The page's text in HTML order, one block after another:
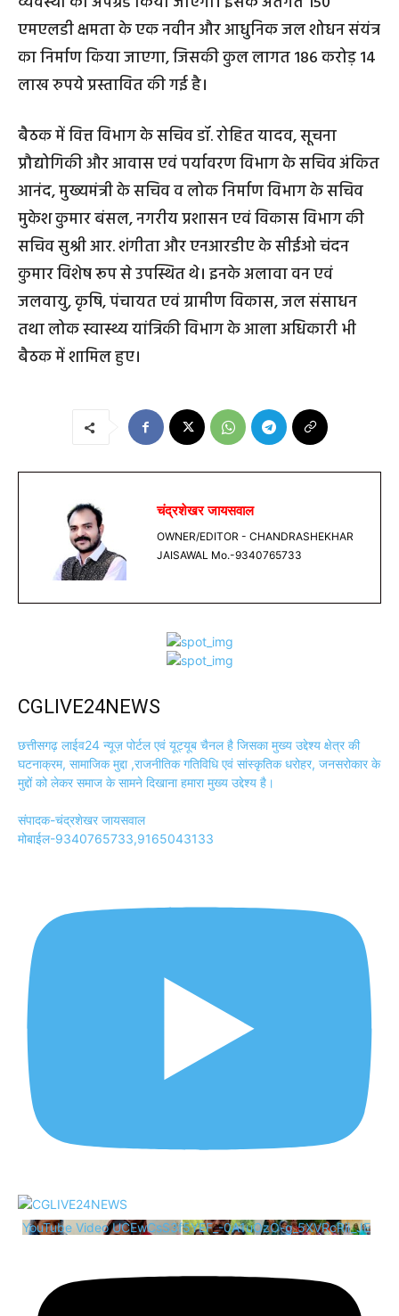
एमएलडी क्षमता के एक नवीन और आधुनिक जल शोधन संयंत्र
का निर्माण किया जाएगा, जिसकी कुल लागत 186 करोड़ 14
लाख रुपये प्रस्तावित की गई है।
बैठक में वित्त विभाग के सचिव डॉ. रोहित यादव, सूचना
प्रौद्योगिकी और आवास एवं पर्यावरण विभाग के सचिव अंकित
आनंद, मुख्यमंत्री के सचिव व लोक निर्माण विभाग के सचिव
मुकेश कुमार बंसल, नगरीय प्रशासन एवं विकास विभाग की
सचिव सुश्री आर. शंगीता और एनआरडीए के सीईओ चंदन
कुमार विशेष रूप से उपस्थित थे। इनके अलावा वन एवं
जलवायु, कृषि, पंचायत एवं ग्रामीण विकास, जल संसाधन
तथा लोक स्वास्थ्य यांत्रिकी विभाग के आला अधिकारी भी
बैठक में शामिल हुए।
चंद्रशेखर जायसवाल
OWNER/EDITOR - CHANDRASHEKHAR
JAISAWAL Mo.-9340765733
CGLIVE24NEWS
छत्तीसगढ़ लाईव24 न्यूज़ पोर्टल एवं यूट्यूब चैनल है जिसका मुख्य उद्देश्य क्षेत्र की
घटनाक्रम, सामाजिक मुद्दा ,राजनीतिक गतिविधि एवं सांस्कृतिक धरोहर, जनसरोकार के
मुद्दों को लेकर समाज के सामने दिखाना हमारा मुख्य उद्देश्य है।
संपादक-चंद्रशेखर जायसवाल
मोबाईल-9340765733,9165043133
YouTube Video UCEwCsS3f5YEF_-0A1uOzO-g_5XVRcRii_JE